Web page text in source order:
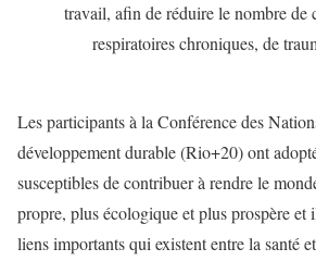
travail, afin de réduire le nombre de
respiratoires chroniques, de
Les participants à la Conférence des
développement durable (Rio+20) ont
susceptibles de contribuer à rendre le
propre, plus écologique et plus prospère et
liens importants qui existent entre la santé